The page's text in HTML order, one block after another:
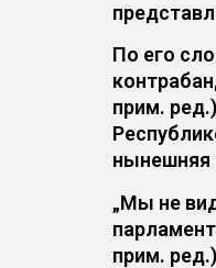
По его
прим.
нынешняя
„Мы не
прим.